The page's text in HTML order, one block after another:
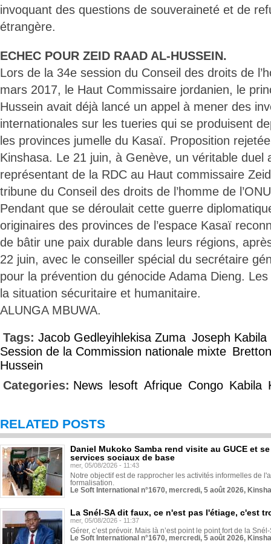
invoquant des questions de souveraineté et de
étrangère.
ECHEC POUR ZEID RAAD AL-HUSSEIN.
Lors de la 34e session du Conseil des droits de
mars 2017, le Haut Commissaire jordanien, le
Hussein avait déjà lancé un appel à mener des
internationales sur les tueries qui se produisent
les provinces jumelle du Kasaï. Proposition
Kinshasa. Le 21 juin, à Genève, un véritable duel
représentant de la RDC au Haut commissaire
tribune du Conseil des droits de l’homme de
Pendant que se déroulait cette guerre
originaires des provinces de l’espace Kasaï
de bâtir une paix durable dans leurs régions,
22 juin, avec le conseiller spécial du secrétaire
pour la prévention du génocide Adama Dieng.
la situation sécuritaire et humanitaire.
ALUNGA MBUWA.
Tags: Jacob Gedleyihlekisa Zuma Joseph Kabila
Session de la Commission nationale mixte
Hussein
Categories: News lesoft Afrique Congo Kabila
RELATED POSTS
Daniel Mukoko Samba rend visite au GUCE et
services sociaux de base
mer, 05/08/2026 - 11:43
Notre objectif est de rapprocher les activités informelles de
formalisation.
Le Soft International n°1670, mercredi, 5 août 2026,
La Snél-SA dit faux, ce n'est pas l'étiage, c'est
mer, 05/08/2026 - 11:37
Gérer, c’est prévoir. Mais là n’est point le point fort de la
Le Soft International n°1670, mercredi, 5 août 2026,